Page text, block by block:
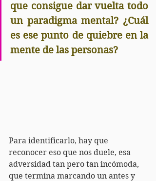
que consigue dar vuelta todo
un paradigma mental? ¿Cuál
es ese punto de quiebre en la
mente de las personas?
Para identificarlo, hay que
reconocer eso que nos duele, esa
adversidad tan pero tan incómoda,
que termina marcando un antes y